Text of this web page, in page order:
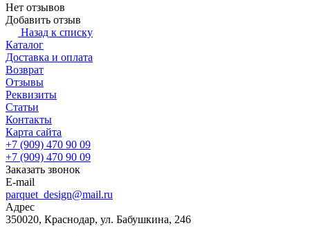
Нет отзывов
Добавить отзыв
Назад к списку
Каталог
Доставка и оплата
Возврат
Отзывы
Реквизиты
Статьи
Контакты
Карта сайта
+7 (909) 470 90 09
+7 (909) 470 90 09
Заказать звонок
E-mail
parquet_design@mail.ru
Адрес
350020, Краснодар, ул. Бабушкина, 246